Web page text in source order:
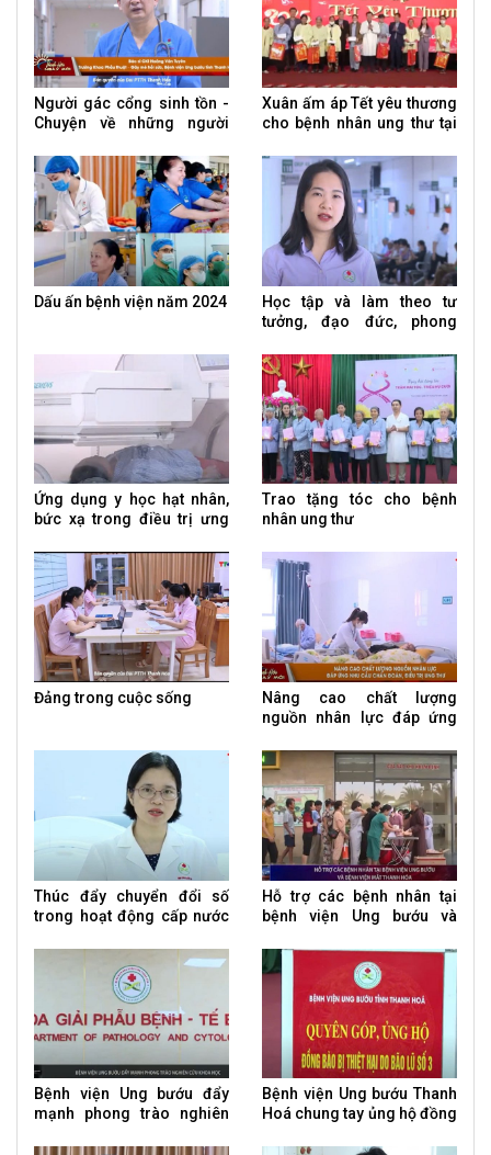
Người gác cổng sinh tồn -
Chuyện về những người
Xuân ấm áp Tết yêu thương
cho bệnh nhân ung thư tại
Hoá
Dấu ấn bệnh viện năm 2024
Học tập và làm theo tư
tưởng, đạo đức, phong
Ứng dụng y học hạt nhân,
bức xạ trong điều trị ưng
Trao tặng tóc cho bệnh
nhân ung thư
Đảng trong cuộc sống
Nâng cao chất lượng
nguồn nhân lực đáp ứng
ung thư
Thúc đẩy chuyển đổi số
trong hoạt động cấp nước
Hỗ trợ các bệnh nhân tại
bệnh viện Ung bướu và
Bệnh viện Ung bướu đẩy
mạnh phong trào nghiên
Bệnh viện Ung bướu Thanh
Hoá chung tay ủng hộ đồng